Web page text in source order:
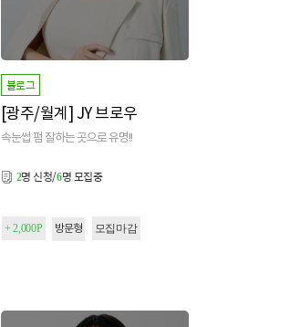
블로그
[광주/월계] JY 브로우
속눈썹 펌 잘하는 곳으로 유명!!
2명 신청/6명 모집중
+ 2,000P 방문형 모집마감